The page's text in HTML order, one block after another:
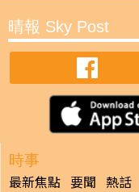
晴報 Sky Post
時事
最新焦點 要聞 熱話